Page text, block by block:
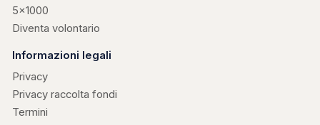
5×1000
Diventa volontario
Informazioni legali
Privacy
Privacy raccolta fondi
Termini